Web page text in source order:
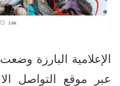
الإعلامية البارزة
عبر موقع التواصل